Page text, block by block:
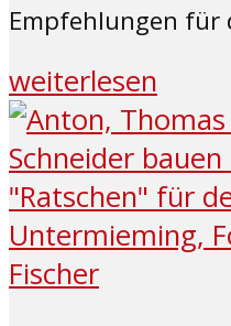
Empfehlungen für
weiterlesen